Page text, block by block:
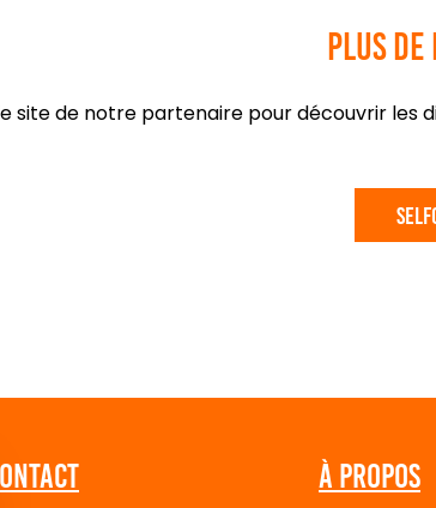
Plus
site de notre partenaire pour découvrir
À propos